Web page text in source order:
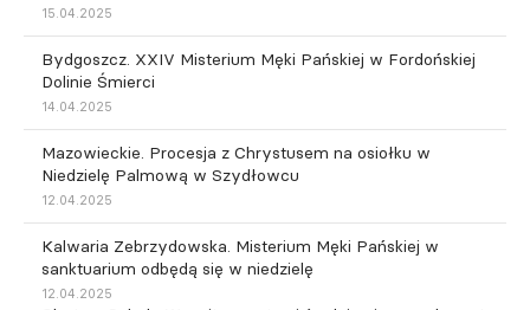
15.04.2025
Bydgoszcz. XXIV Misterium Męki Pańskiej w Fordońskiej
Dolinie Śmierci
14.04.2025
Mazowieckie. Procesja z Chrystusem na osiołku w
Niedzielę Palmową w Szydłowcu
12.04.2025
Kalwaria Zebrzydowska. Misterium Męki Pańskiej w
sanktuarium odbędą się w niedzielę
12.04.2025